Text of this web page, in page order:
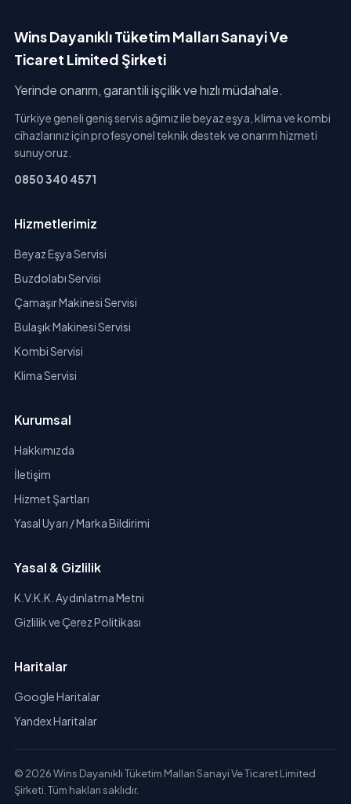
Wins Dayanıklı Tüketim Malları Sanayi Ve
Ticaret Limited Şirketi
Yerinde onarım, garantili işçilik ve hızlı müdahale.
Türkiye geneli geniş servis ağımız ile beyaz eşya, klima ve kombi
cihazlarınız için profesyonel teknik destek ve onarım hizmeti
sunuyoruz.
0850 340 4571
Hizmetlerimiz
Beyaz Eşya Servisi
Buzdolabı Servisi
Çamaşır Makinesi Servisi
Bulaşık Makinesi Servisi
Kombi Servisi
Klima Servisi
Kurumsal
Hakkımızda
İletişim
Hizmet Şartları
Yasal Uyarı / Marka Bildirimi
Yasal & Gizlilik
K.V.K.K. Aydınlatma Metni
Gizlilik ve Çerez Politikası
Haritalar
Google Haritalar
Yandex Haritalar
© 2026 Wins Dayanıklı Tüketim Malları Sanayi Ve Ticaret Limited
Şirketi. Tüm hakları saklıdır.